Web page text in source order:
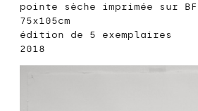
pointe sèche imprimée sur
75x105cm
édition de 5 exemplaires
2018